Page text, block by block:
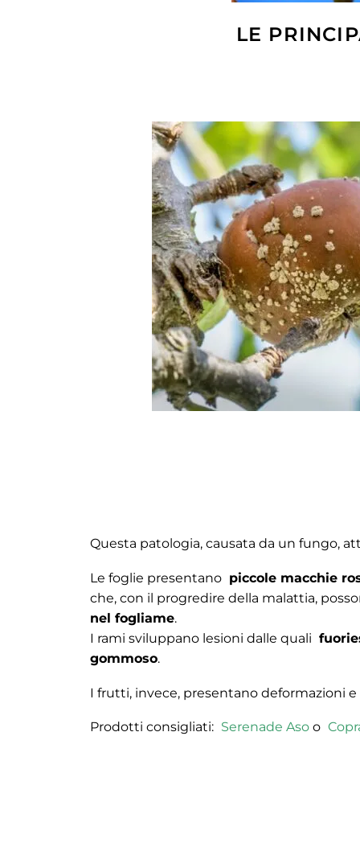
LE
Questa patologia, causata da un fungo,
Le foglie presentano piccole macchie
che, con il progredire della malattia,
nel fogliame.
I rami sviluppano lesioni dalle quali
gommoso.
I frutti, invece, presentano deformazioni e
Prodotti consigliati: Serenade Aso o